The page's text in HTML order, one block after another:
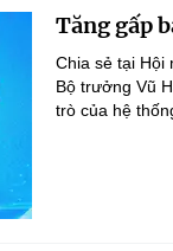
Tăng gấp
Chia sẻ tại Hội
Bộ trưởng Vũ
trò của hệ